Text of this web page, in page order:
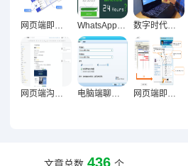
网页端即时通讯重构信息追踪数字化新范式 WhatsApp网页版，跨时区协作的沟通新优势 数字时代效率革命，电脑聊天工具对办公效率的长期影响探析
网页端沟通方式对信息同步的核心意义与实践价值 电脑端聊天工具进化论，从即时通讯到智能协作重构办公生态 网页端即时通讯对工作专注度的双刃剑效应与优化策略研究
文章总数 436 个